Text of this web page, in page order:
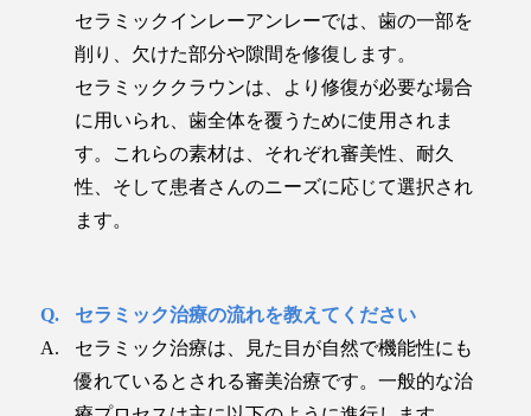
セラミックインレーアンレーでは、歯の一部を
削り、欠けた部分や隙間を修復します。
セラミッククラウンは、より修復が必要な場合
に用いられ、歯全体を覆うために使用されま
す。これらの素材は、それぞれ審美性、耐久
性、そして患者さんのニーズに応じて選択され
ます。
セラミック治療の流れを教えてください
セラミック治療は、見た目が自然で機能性にも
優れているとされる審美治療です。一般的な治